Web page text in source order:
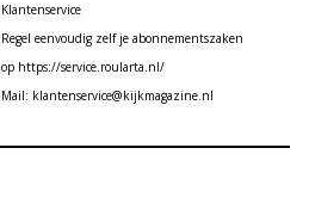
Klantenservice
Regel eenvoudig zelf je abonnementszaken
op https://service.roularta.nl/
Mail: klantenservice@kijkmagazine.nl